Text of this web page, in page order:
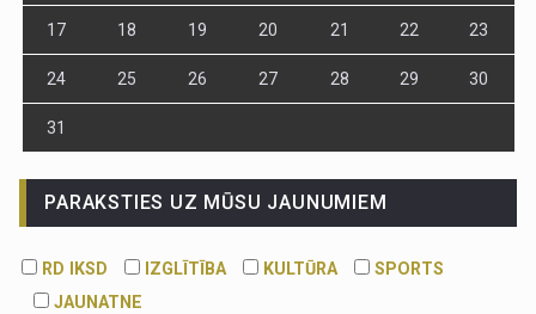
17 18 19 20 21 22 23
24 25 26 27 28 29 30
31
PARAKSTIES UZ MŪSU JAUNUMIEM
RD IKSD IZGLĪTĪBA KULTŪRA
SPORTS
JAUNATNE